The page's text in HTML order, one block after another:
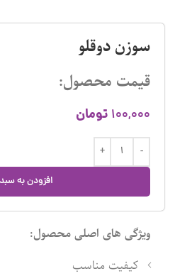
سوزن دوقلو
قیمت محصول:
100,000 تومان
افزودن به
ویژگی های اصلی محصول:
کیفیت مناسب